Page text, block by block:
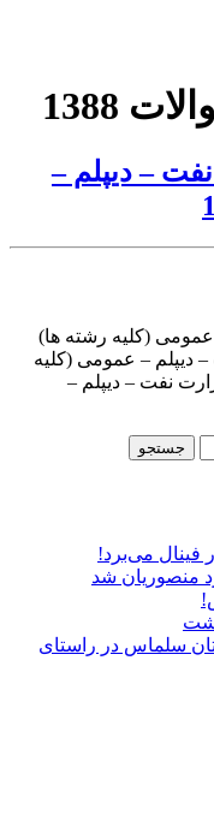
– دیپلم –
(کلیه رشته ها)
– دیپلم – عمومی (کلیه
وزارت نفت – دیپلم –
فینال می‌برد!
منصوریان شد
سلماس در راستای